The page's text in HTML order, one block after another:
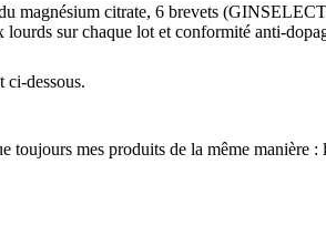
magnésium citrate, 6 brevets
sur chaque lot et conformité anti-
ci-dessous.
mes produits de la même manière